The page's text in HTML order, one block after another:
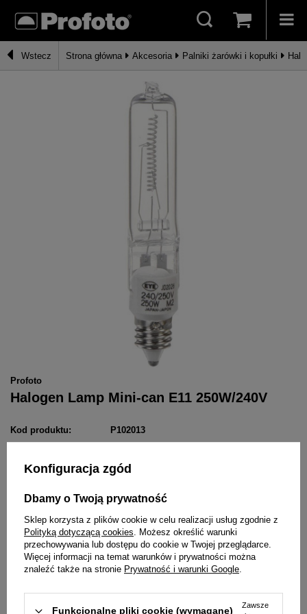
Wstecz Strona główna Akcesoria Palniki żarówki i kopułki
Profoto
Halogen Lamp Mini-can E11 250W/240V
Kod produktu: P102013
Wysyłkaw poniedziałek
199,00 zł /szt.brutto
Dodaj do koszyka
Dodaj do listy zakupowej
Konfiguracja zgód
Dbamy o Twoją prywatność
Sklep korzysta z plików cookie w celu realizacji usług zgodnie z
Polityką dotyczącą cookies. Możesz określić warunki
przechowywania lub dostępu do cookie w Twojej przeglądarce.
Więcej informacji na temat warunków i prywatności można
znaleźć także na stronie Prywatność i warunki Google.
Funkcjonalne pliki cookie (wymagane)
Zawsze